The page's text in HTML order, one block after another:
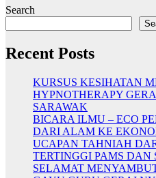
Search
Recent Posts
KURSUS KESIHATAN
HYPNOTHERAPY
SARAWAK
BICARA ILMU – ECO
DARI ALAM KE
UCAPAN TAHNIAH
TERTINGGI PAMS DAN
SELAMAT